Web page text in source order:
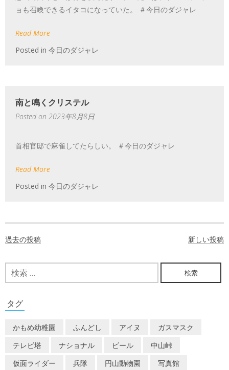
ョも召喚できるイタコになっていた。 ＃今日のダジャレ
Read More
Posted in 今日のダジャレ
南と鳴くクリステル
Posted on 2023年8月8日
首相官邸で麻雀してたらしい。 ＃今日のダジャレ
Read More
Posted in 今日のダジャレ
ナ
ビ
ゲ
ー
シ
ョ
過去の投稿 新しい投稿
検
索:
タグ
かもめ幼稚園 ふんどし アイヌ
ガスマスク
テレビ塔
ナショナル ビール
中山峠
仮面ライダー
兵隊 円山動物園 写真館